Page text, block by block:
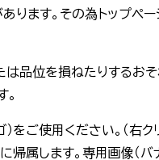
ります。その為トップペー
は品位を損ねたりするお
をご使用ください。（右
属します。専用画像（バ